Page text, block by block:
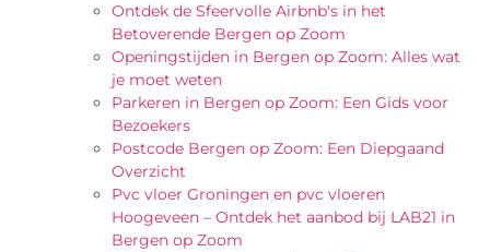
Ontdek de Sfeervolle Airbnb's in het
Betoverende Bergen op Zoom
Openingstijden in Bergen op Zoom: Alles wat
je moet weten
Parkeren in Bergen op Zoom: Een Gids voor
Bezoekers
Postcode Bergen op Zoom: Een Diepgaand
Overzicht
Pvc vloer Groningen en pvc vloeren
Hoogeveen – Ontdek het aanbod bij LAB21 in
Bergen op Zoom